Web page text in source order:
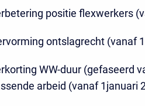
positie flexwerkers
ontslagrecht (vanaf
WW-duur (gefaseerd
arbeid (vanaf 1januari